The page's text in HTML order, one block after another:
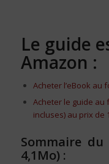
Le guide
Amazon :
Acheter l’eBook au
Acheter le guide au
incluses) au prix de
Sommaire du
4,1Mo) :